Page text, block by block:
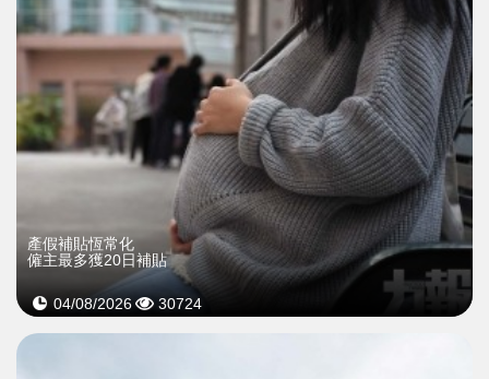
產假補貼恆常化
僱主最多獲20日補貼
04/08/2026 30724